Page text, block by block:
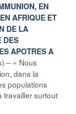
EN
AFRIQUE ET
DE LA
DES
APOTRES A
– « Nous
dans la
populations
travailler surtout